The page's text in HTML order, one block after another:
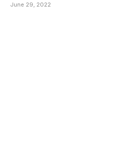
June 29, 2022